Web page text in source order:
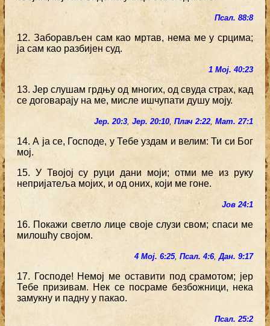
Псал. 88:8
12. Заборављен сам као мртав, нема ме у срцима;
ја сам као разбијен суд.
1 Мој. 40:23
13. Јер слушам грдњу од многих, од свуда страх, кад
се договарају на ме, мисле ишчупати душу моју.
Јер. 20:3, Јер. 20:10, Плач 2:22, Мат. 27:1
14. А ја се, Господе, у Тебе уздам и велим: Ти си Бог
мој.
15. У Твојој су руци дани моји; отми ме из руку
непријатеља мојих, и од оних, који ме гоне.
Јов 24:1
16. Покажи светло лице своје слузи свом; спаси ме
милошћу својом.
4 Мој. 6:25, Псал. 4:6,Дан. 9:17
17. Господе! Немој ме оставити под срамотом; јер
Тебе призивам. Нек се посраме безбожници, нека
замукну и падну у пакао.
Псал. 25:2